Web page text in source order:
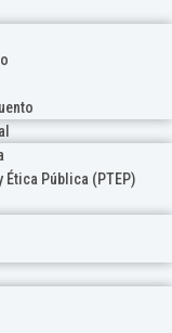
Ética Pública (PTEP)